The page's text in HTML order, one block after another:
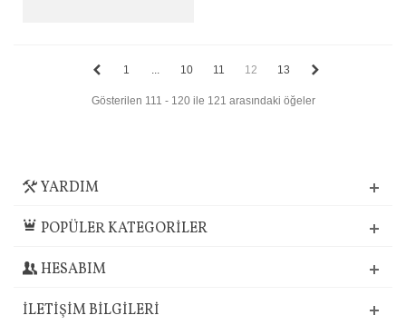
1 ... 10 11 12 13
Gösterilen 111 - 120 ile 121 arasındaki öğeler
YARDIM
POPÜLER KATEGORİLER
HESABIM
İLETIŞIM BILGILERI